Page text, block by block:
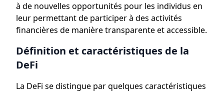
à de nouvelles opportunités pour les individus en
leur permettant de participer à des activités
financières de manière transparente et accessible.
Définition et caractéristiques de la
DeFi
La DeFi se distingue par quelques caractéristiques